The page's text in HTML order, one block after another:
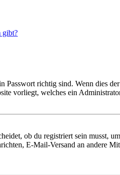
gibt?
richtig sind. Wenn dies
vorliegt, welches ein
ob du registriert sein musst,
E-Mail-Versand an andere